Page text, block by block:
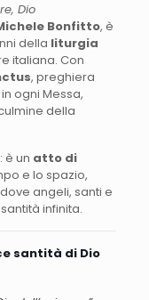
Dio
Bonfitto, è
della liturgia
italiana. Con
, preghiera
ogni Messa,
della
è un atto di
e lo spazio,
angeli, santi e
infinita.
santità di Dio